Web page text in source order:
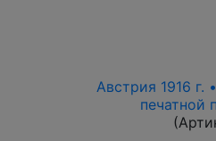
Австрия 1916 г.
печатной